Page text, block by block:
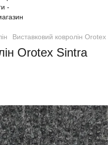
Виставковий ковролін Orotex
Orotex Sintra